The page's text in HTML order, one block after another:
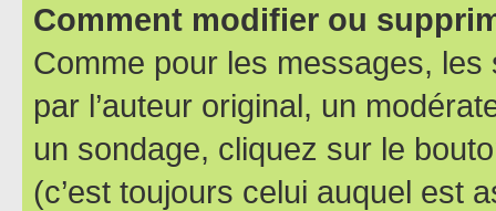
Comment modifier ou
Comme pour les messages,
par l’auteur original, un
un sondage, cliquez sur le
(c’est toujours celui auquel est